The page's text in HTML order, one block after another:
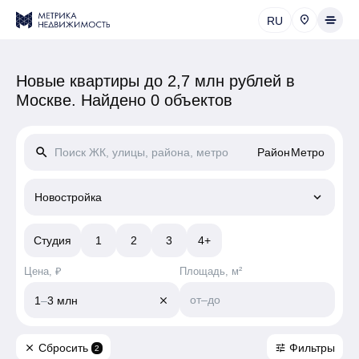
RU
Новые квартиры до 2,7 млн рублей в
Москве. Найдено 0 объектов
search РайонМетро
Новостройка keyboard_arrow_down
Студия 1 2 3 4+
Цена, ₽
1–3 млн close
Площадь, м²
от–до
close Сбросить 2 tune Фильтры